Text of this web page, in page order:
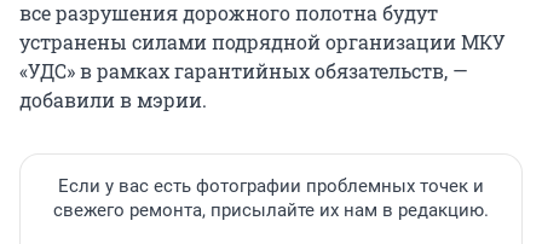
все разрушения дорожного полотна будут
устранены силами подрядной организации МКУ
«УДС» в рамках гарантийных обязательств, —
добавили в мэрии.
Если у вас есть фотографии проблемных точек и
свежего ремонта, присылайте их нам в редакцию.